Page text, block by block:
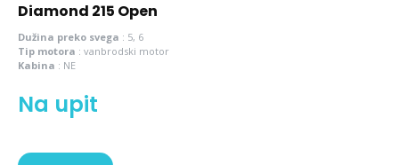
Diamond 215 Open
Dužina preko svega : 5, 6
Tip motora : vanbrodski motor
Kabina : NE
Na upit